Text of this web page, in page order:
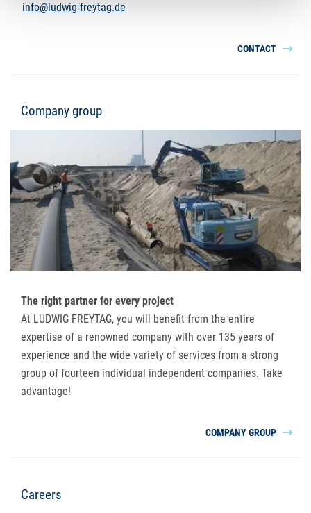
info@ludwig-freytag.de
CONTACT
Company group
The right partner for every project
At LUDWIG FREYTAG, you will benefit from the entire
expertise of a renowned company with over 135 years of
experience and the wide variety of services from a strong
group of fourteen individual independent companies. Take
advantage!
COMPANY GROUP
Careers